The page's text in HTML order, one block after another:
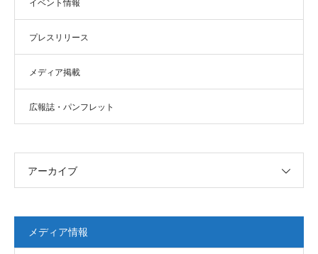
イベント情報
プレスリリース
メディア掲載
広報誌・パンフレット
アーカイブ
メディア情報